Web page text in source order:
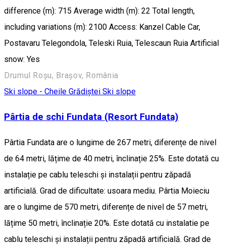
difference (m): 715 Average width (m): 22 Total length,
including variations (m): 2100 Access: Kanzel Cable Car,
Postavaru Telegondola, Teleski Ruia, Telescaun Ruia Artificial
snow: Yes
Drumul Roșu, Brașov, România
Ski slope - Cheile Grădiștei Ski slope
Pârtia de schi Fundata (Resort Fundata)
Pârtia Fundata are o lungime de 267 metri, diferențe de nivel
de 64 metri, lățime de 40 metri, înclinație 25%. Este dotată cu
instalație pe cablu teleschi și instalații pentru zăpadă
artificială. Grad de dificultate: usoara mediu. Pârtia Moieciu
are o lungime de 570 metri, diferențe de nivel de 57 metri,
lățime 50 metri, înclinație 20%. Este dotată cu instalatie pe
cablu teleschi și instalații pentru zăpadă artificială. Grad de